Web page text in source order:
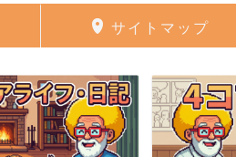
サイトマップ